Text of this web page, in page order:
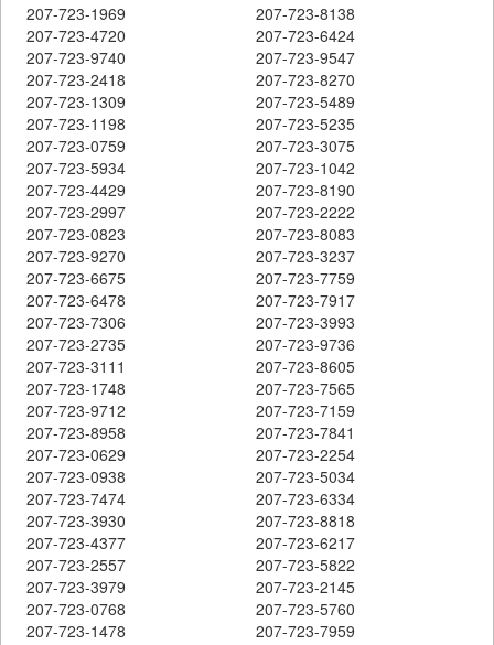
207-723-1969
207-723-8138
207-723-4720
207-723-6424
207-723-9740
207-723-9547
207-723-2418
207-723-8270
207-723-1309
207-723-5489
207-723-1198
207-723-5235
207-723-0759
207-723-3075
207-723-5934
207-723-1042
207-723-4429
207-723-8190
207-723-2997
207-723-2222
207-723-0823
207-723-8083
207-723-9270
207-723-3237
207-723-6675
207-723-7759
207-723-6478
207-723-7917
207-723-7306
207-723-3993
207-723-2735
207-723-9736
207-723-3111
207-723-8605
207-723-1748
207-723-7565
207-723-9712
207-723-7159
207-723-8958
207-723-7841
207-723-0629
207-723-2254
207-723-0938
207-723-5034
207-723-7474
207-723-6334
207-723-3930
207-723-8818
207-723-4377
207-723-6217
207-723-2557
207-723-5822
207-723-3979
207-723-2145
207-723-0768
207-723-5760
207-723-1478
207-723-7959